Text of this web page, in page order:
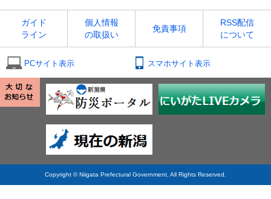
ガイド
ライン
個人情報
の取扱い
免責事項
RSS配信
について
PCサイト表示 スマホサイト表示
Copyright © Niigata Prefectural Government. All Rights Reserved.